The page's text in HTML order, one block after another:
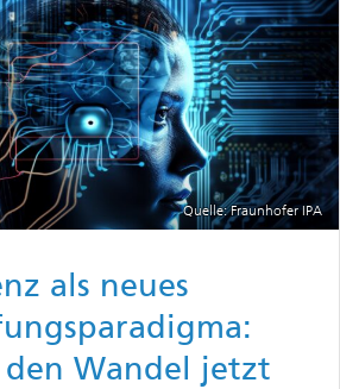
Quelle: Fraunhofer IPA
als neues
Wandel jetzt